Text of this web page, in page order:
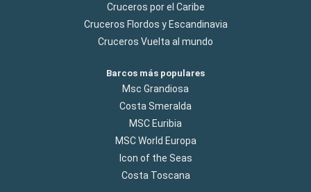
Cruceros por el Caribe
Cruceros Flordos y Escandinavia
Cruceros Vuelta al mundo
Barcos más populares
Msc Grandiosa
Costa Smeralda
MSC Euribia
MSC World Europa
Icon of the Seas
Costa Toscana